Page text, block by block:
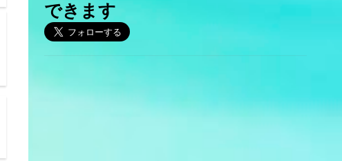
できます